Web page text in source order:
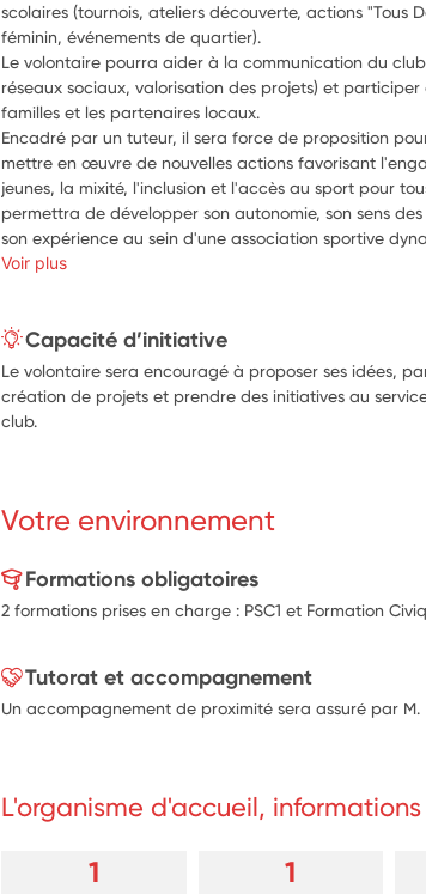
scolaires (tournois, ateliers découverte, actions "Tous
féminin, événements de quartier).
Le volontaire pourra aider à la communication du
réseaux sociaux, valorisation des projets) et participer
familles et les partenaires locaux.
Encadré par un tuteur, il sera force de proposition
mettre en œuvre de nouvelles actions favorisant
jeunes, la mixité, l'inclusion et l'accès au sport pour
permettra de développer son autonomie, son sens
son expérience au sein d'une association sportive
Voir plus
Capacité d’initiative
Le volontaire sera encouragé à proposer ses idées,
création de projets et prendre des initiatives au
club.
Votre environnement
Formations obligatoires
2 formations prises en charge : PSC1 et Formation
Tutorat et accompagnement
Un accompagnement de proximité sera assuré par
L'organisme d'accueil,
1 1